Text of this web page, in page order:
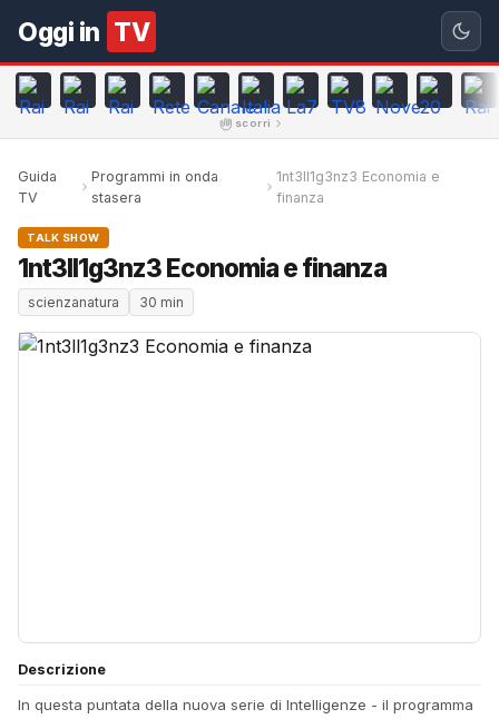
Oggi in TV
scorri
Guida
TV
Programmi in onda
stasera
1nt3ll1g3nz3 Economia e
finanza
TALK SHOW
1nt3ll1g3nz3 Economia e finanza
scienzanatura 30 min
Descrizione
In questa puntata della nuova serie di Intelligenze - il programma